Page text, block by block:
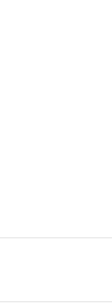
の暮らしにどのよう